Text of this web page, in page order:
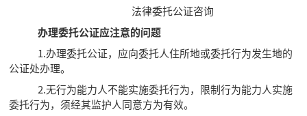
法律委托公证咨询
办理委托公证应注意的问题
1.办理委托公证，应向委托人住所地或委托行为发生地的
公证处办理。
2.无行为能力人不能实施委托行为，限制行为能力人实施
委托行为，须经其监护人同意方为有效。